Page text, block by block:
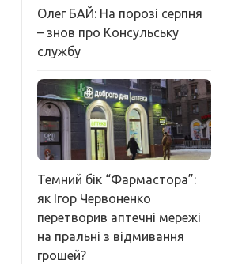
Олег БАЙ: На порозі серпня
– знов про Консульську
службу
Темний бік “Фармастора”:
як Ігор Червоненко
перетворив аптечні мережі
на пральні з відмивання
грошей?